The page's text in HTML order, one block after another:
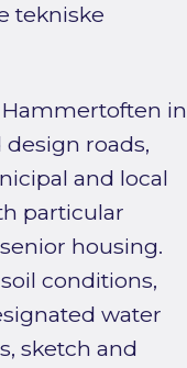
tekniske
in
roads,
and local
particular
housing.
conditions,
water
sketch and